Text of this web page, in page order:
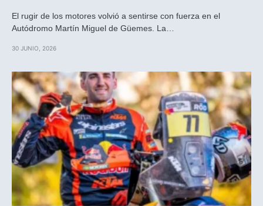
El rugir de los motores volvió a sentirse con fuerza en el
Autódromo Martín Miguel de Güemes. La…
30 JUNIO, 2026